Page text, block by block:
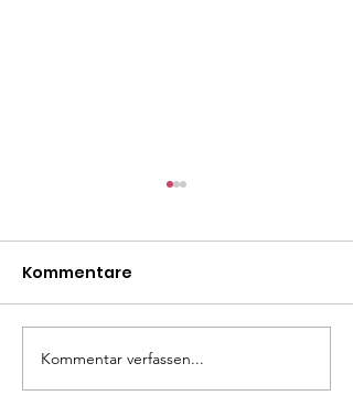
Kommentare
Kommentar verfassen...